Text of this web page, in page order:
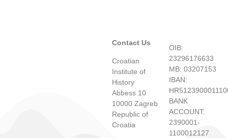
Contact Us
Croatian
Institute of
History
Abbess 10
10000 Zagreb
Republic of
Croatia
OIB:
23296176633
MB: 03207153
IBAN:
BANK
ACCOUNT:
2390001-
1100012127